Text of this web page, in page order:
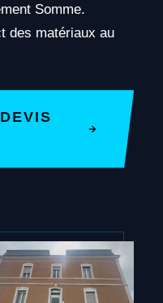
Somme.
des matériaux au